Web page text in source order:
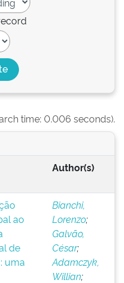
time: 0.006 seconds).
Author(s)
ao
de
uma
Bianchi,
Lorenzo;
Galvão,
César;
Adamczyk,
Willian;